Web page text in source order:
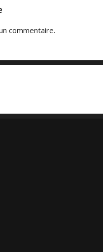
commentaire.